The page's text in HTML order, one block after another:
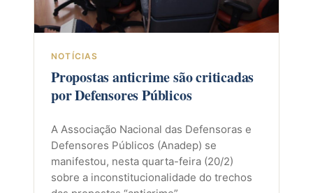
NOTÍCIAS
Propostas anticrime são criticadas
por Defensores Públicos
A Associação Nacional das Defensoras e
Defensores Públicos (Anadep) se
manifestou, nesta quarta-feira (20/2)
sobre a inconstitucionalidade do trechos